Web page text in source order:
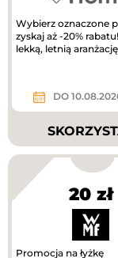
Wybierz oznaczone
zyskaj aż -20%
lekką, letnią
DO
20 zł
Promocja na łyżkę